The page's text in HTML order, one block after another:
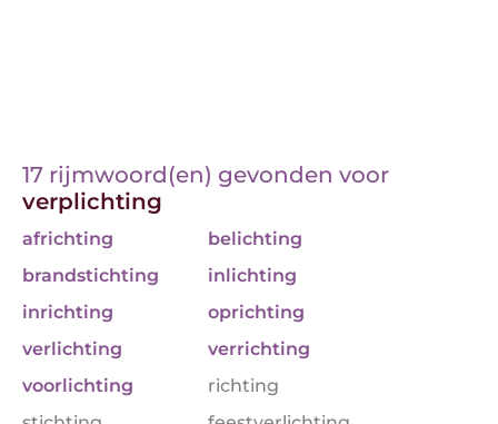
17 rijmwoord(en) gevonden voor
verplichting
africhting
belichting
brandstichting
inlichting
inrichting
oprichting
verlichting
verrichting
voorlichting
richting